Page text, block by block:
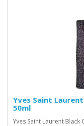
Yves Saint
50ml
Yves Saint Laurent Black